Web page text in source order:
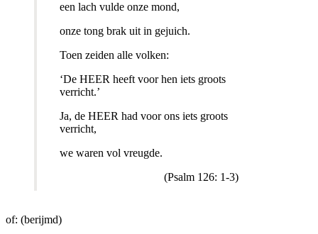
een lach vulde onze mond,
onze tong brak uit in gejuich.
Toen zeiden alle volken:
‘De HEER heeft voor hen iets groots
verricht.’
Ja, de HEER had voor ons iets groots
verricht,
we waren vol vreugde.
(Psalm 126: 1-3)
of: (berijmd)